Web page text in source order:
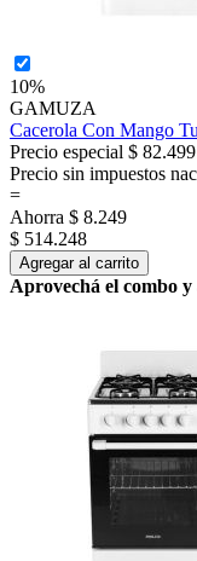
10%
GAMUZA
Cacerola Con Mango
Precio especial $ 82.499
Precio sin impuestos
=
Ahorra $ 8.249
$ 514.248
Agregar al carrito
Aprovechá el combo